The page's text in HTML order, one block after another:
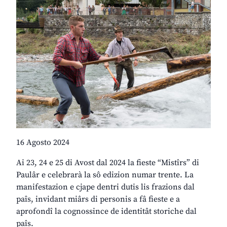
16 Agosto 2024
Ai 23, 24 e 25 di Avost dal 2024 la fieste “Mistîrs” di
Paulâr e celebrarà la sô edizion numar trente. La
manifestazion e cjape dentri dutis lis frazions dal
paîs, invidant miârs di personis a fâ fieste e a
aprofondî la cognossince de identitât storiche dal
paîs.